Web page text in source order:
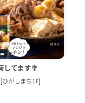
してます🎐
ひがしまち1F]